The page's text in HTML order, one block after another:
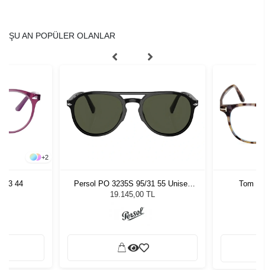
ŞU AN POPÜLER OLANLAR
+2
44
Persol PO 3235S 95/31 55 Unisex
Güneş Gözlüğü
19.145,00 TL
Tom